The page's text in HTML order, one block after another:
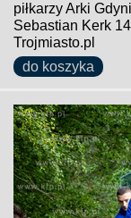
piłkarzy Arki
Sebastian Kerk
Trojmiasto.pl
do koszyka